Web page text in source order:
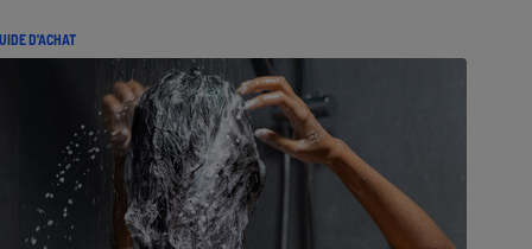
D'ACHAT